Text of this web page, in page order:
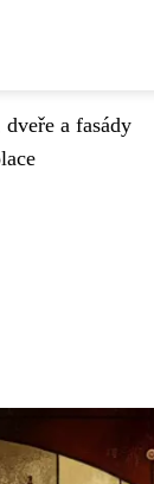
dveře a fasády